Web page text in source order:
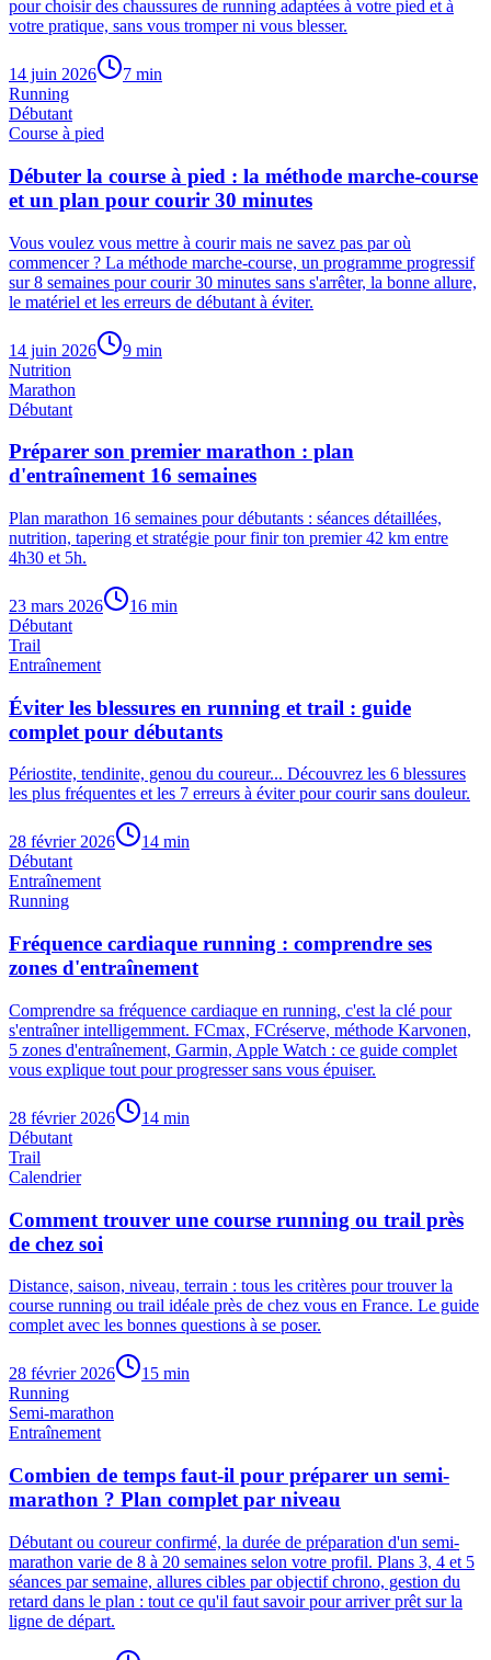
pour choisir des chaussures de running adaptées à votre pied et à
votre pratique, sans vous tromper ni vous blesser.
14 juin 2026 7 min
Running
Débutant
Course à pied
Débuter la course à pied : la méthode marche-course
et un plan pour courir 30 minutes
Vous voulez vous mettre à courir mais ne savez pas par où
commencer ? La méthode marche-course, un programme progressif
sur 8 semaines pour courir 30 minutes sans s'arrêter, la bonne allure,
le matériel et les erreurs de débutant à éviter.
14 juin 2026 9 min
Nutrition
Marathon
Débutant
Préparer son premier marathon : plan
d'entraînement 16 semaines
Plan marathon 16 semaines pour débutants : séances détaillées,
nutrition, tapering et stratégie pour finir ton premier 42 km entre
4h30 et 5h.
23 mars 2026 16 min
Débutant
Trail
Entraînement
Éviter les blessures en running et trail : guide
complet pour débutants
Périostite, tendinite, genou du coureur... Découvrez les 6 blessures
les plus fréquentes et les 7 erreurs à éviter pour courir sans douleur.
28 février 2026 14 min
Débutant
Entraînement
Running
Fréquence cardiaque running : comprendre ses
zones d'entraînement
Comprendre sa fréquence cardiaque en running, c'est la clé pour
s'entraîner intelligemment. FCmax, FCréserve, méthode Karvonen,
5 zones d'entraînement, Garmin, Apple Watch : ce guide complet
vous explique tout pour progresser sans vous épuiser.
28 février 2026 14 min
Débutant
Trail
Calendrier
Comment trouver une course running ou trail près
de chez soi
Distance, saison, niveau, terrain : tous les critères pour trouver la
course running ou trail idéale près de chez vous en France. Le guide
complet avec les bonnes questions à se poser.
28 février 2026 15 min
Running
Semi-marathon
Entraînement
Combien de temps faut-il pour préparer un semi-
marathon ? Plan complet par niveau
Débutant ou coureur confirmé, la durée de préparation d'un semi-
marathon varie de 8 à 20 semaines selon votre profil. Plans 3, 4 et 5
séances par semaine, allures cibles par objectif chrono, gestion du
retard dans le plan : tout ce qu'il faut savoir pour arriver prêt sur la
ligne de départ.